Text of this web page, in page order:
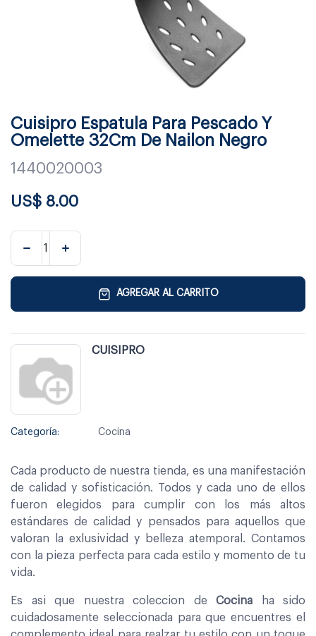
Cuisipro Espatula Para Pescado Y
Omelette 32Cm De Nailon Negro
1440020003
US$ 8.00
AGREGAR AL CARRITO
CUISIPRO
Categoría: Cocina
Cada producto de nuestra tienda, es una manifestación
de calidad y sofisticación. Todos y cada uno de ellos
fueron elegidos para cumplir con los más altos
estándares de calidad y pensados para aquellos que
valoran la exlusividad y belleza atemporal. Contamos
con la pieza perfecta para cada estilo y momento de tu
vida.
Es asi que nuestra coleccion de Cocina ha sido
cuidadosamente seleccionada para que encuentres el